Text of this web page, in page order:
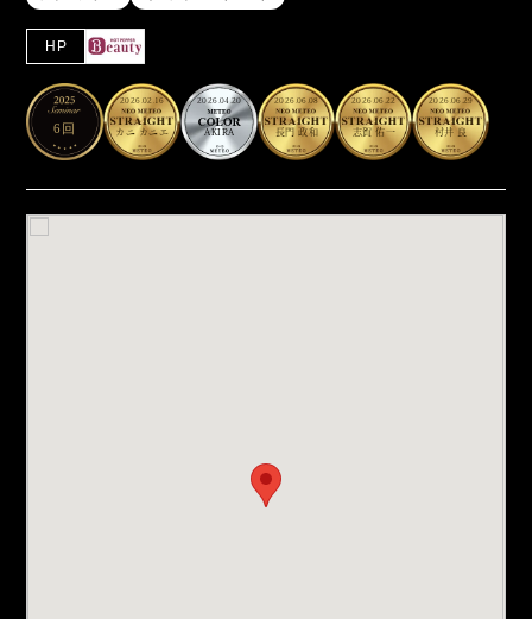
HP
6回
2026.02.16
カニ カニエ
2026.04.20
AKIRA
2026.06.08
長門 政和
2026.06.22
志賀 佑一
2026.06.29
村井 良